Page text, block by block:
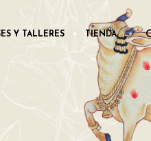
Y TALLERES TIENDA